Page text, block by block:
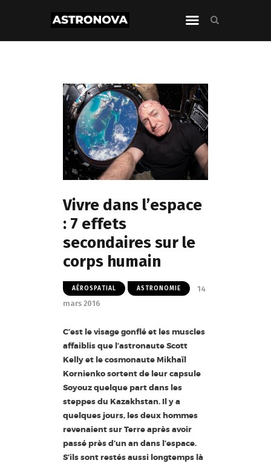
Vivre dans l’espace
: 7 effets
secondaires sur le
corps humain
AÉROSPATIAL ASTRONOMIE
14
mars 2016
C’est le visage gonflé et les muscles
affaiblis que l’astronaute Scott
Kelly et le cosmonaute Mikhaïl
Kornienko sortent de leur capsule
Soyouz quelque part dans les
steppes du Kazakhstan. Il y a
quelques jours, les deux hommes
revenaient sur Terre après avoir
passé près d’un an dans l’espace.
S’ils sont restés aussi longtemps là